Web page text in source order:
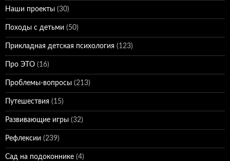
Наши проекты (30)
Походы с детьми (50)
Прикладная детская психология (123)
Про ЭТО (16)
Проблемы-вопросы (213)
Путешествия (15)
Развивающие игры (32)
Рефлексии (239)
Сад на подоконнике (4)